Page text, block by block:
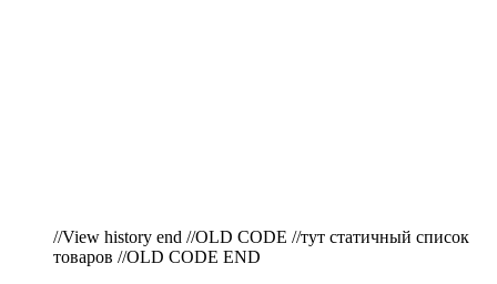
//View history end //OLD CODE //тут статичный список
товаров //OLD CODE END